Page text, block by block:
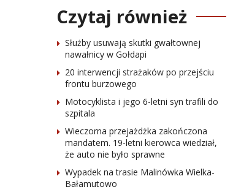
Czytaj również
Służby usuwają skutki gwałtownej
nawałnicy w Gołdapi
20 interwencji strażaków po przejściu
frontu burzowego
Motocyklista i jego 6-letni syn trafili do
szpitala
Wieczorna przejażdżka zakończona
mandatem. 19-letni kierowca wiedział,
że auto nie było sprawne
Wypadek na trasie Malinówka Wielka-
Bałamutowo